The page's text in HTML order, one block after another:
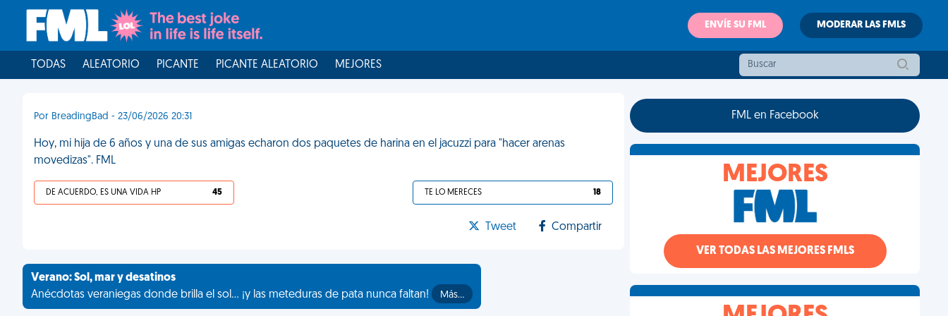
ENVÍE SU FML MODERAR LAS FMLS
TODAS ALEATORIO PICANTE PICANTE ALEATORIO MEJORES
Por BreadingBad - 23/06/2026 20:31
Hoy, mi hija de 6 años y una de sus amigas echaron dos paquetes de harina en el jacuzzi para "hacer arenas
movedizas". FML
DE ACUERDO, ES UNA VIDA HP 45 TE LO MERECES 18
Tweet Compartir
Verano: Sol, mar y desatinos
Anécdotas veraniegas donde brilla el sol... ¡y las meteduras de pata nunca faltan!
Más…
FML en Facebook
MEJORES
VER TODAS LAS MEJORES FMLS